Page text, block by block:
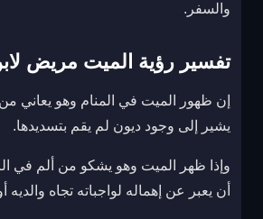
والسفر.
تفسير رؤية الميت مريض
إن ظهور الميت في المنام وهو يعاني
يشير إلى وجود ديون لم يقم بتسديدها.
وإذا ظهر الميت وهو يشكو من ألم في
أن يعبر عن إهماله لواجباته تجاه